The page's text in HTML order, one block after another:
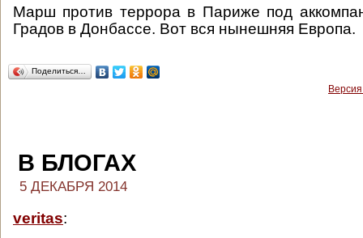
Марш против террора в Париже под
Градов в Донбассе. Вот вся нынешняя Европа.
Поделиться…
В БЛОГАХ
5 ДЕКАБРЯ 2014
veritas: